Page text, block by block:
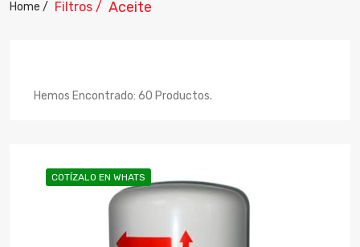
Home / Filtros / Aceite
Hemos Encontrado: 60 Productos.
COTÍZALO EN WHATS